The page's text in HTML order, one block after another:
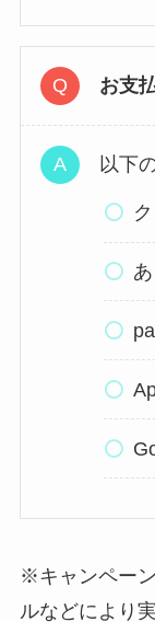
お支
以下
※キャンペー
ルなどにより